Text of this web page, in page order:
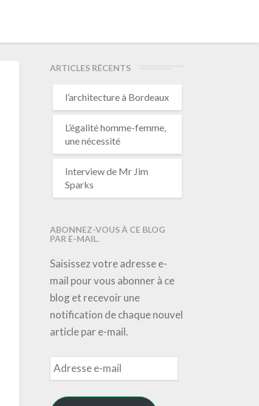
ARTICLES RÉCENTS
l’architecture à Bordeaux
L’égalité homme-femme,
une nécessité
Interview de Mr Jim
Sparks
ABONNEZ-VOUS À CE BLOG
PAR E-MAIL.
Saisissez votre adresse e-
mail pour vous abonner à ce
blog et recevoir une
notification de chaque nouvel
article par e-mail.
Adresse
e-
mail